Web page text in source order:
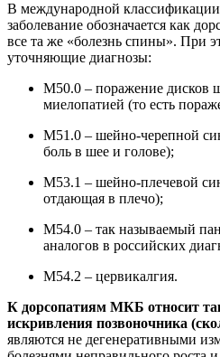
В международной
заболевание обозначается как
все та же «болезнь спины». При
уточняющие диагнозы:
M50.0 – поражение дисков
миелопатией (то есть
M51.0 – шейно-черепной
боль в шее и голове);
M53.1 – шейно-плечевой
отдающая в плечо);
M54.0 – так называемый
аналогов в российских
M54.2 – цервикалгия.
К дорсопатиям МКБ относит
искривления позвоночника
являются не дегенеративными